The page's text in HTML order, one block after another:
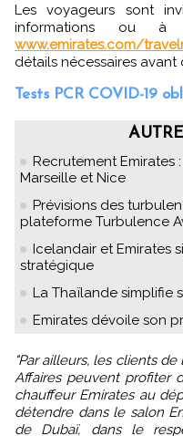
Les voyageurs sont
informations ou
www.emirates.com/
détails nécessaires avant
Tests PCR COVID-19
Recrutement Emirates
Marseille et Nice
Prévisions des
plateforme Turbulence
Icelandair et Emirates
stratégique
La Thaïlande simplifie
Emirates dévoile son
"Par ailleurs, les clients de la Première Classe et de la Classe
Affaires peuvent profiter
chauffeur Emirates au
détendre dans le salon
de Dubaï, dans le